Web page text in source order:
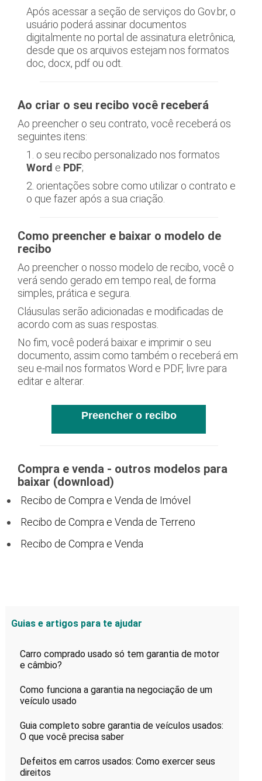
Após acessar a seção de serviços do Gov.br, o
usuário poderá assinar documentos
digitalmente no portal de assinatura eletrônica,
desde que os arquivos estejam nos formatos
doc, docx, pdf ou odt.
Ao criar o seu recibo você receberá
Ao preencher o seu contrato, você receberá os
seguintes itens:
1. o seu recibo personalizado nos formatos
Word e PDF;
2. orientações sobre como utilizar o contrato e
o que fazer após a sua criação.
Como preencher e baixar o modelo de
recibo
Ao preencher o nosso modelo de recibo, você o
verá sendo gerado em tempo real, de forma
simples, prática e segura.
Cláusulas serão adicionadas e modificadas de
acordo com as suas respostas.
No fim, você poderá baixar e imprimir o seu
documento, assim como também o receberá em
seu e-mail nos formatos Word e PDF, livre para
editar e alterar.
Preencher o recibo
Compra e venda - outros modelos para
baixar (download)
Recibo de Compra e Venda de Imóvel
Recibo de Compra e Venda de Terreno
Recibo de Compra e Venda
Guias e artigos para te ajudar
Carro comprado usado só tem garantia de motor
e câmbio?
Como funciona a garantia na negociação de um
veículo usado
Guia completo sobre garantia de veículos usados:
O que você precisa saber
Defeitos em carros usados: Como exercer seus
direitos